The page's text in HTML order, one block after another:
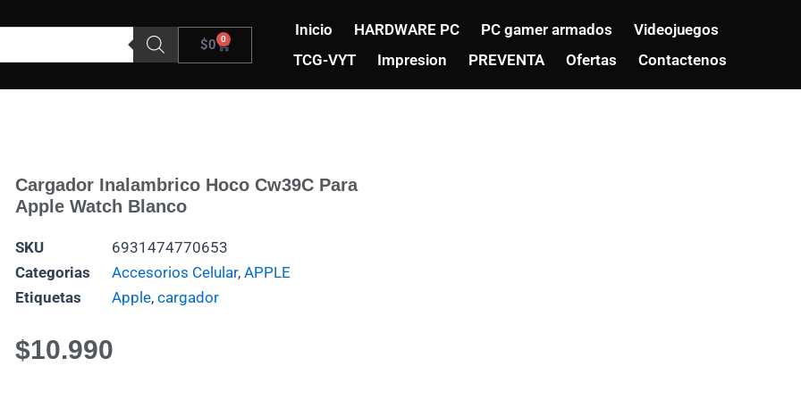
$0 0
Carrito
Inicio HARDWARE PC PC gamer armados
Videojuegos
TCG-VYT
Impresion PREVENTA Ofertas Contactenos
Cargador Inalambrico Hoco Cw39C Para
Apple Watch Blanco
SKU
6931474770653
Categorias
Accesorios Celular, APPLE
Etiquetas
Apple, cargador
$10.990